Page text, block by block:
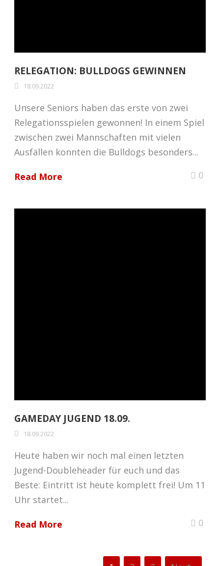
RELEGATION: BULLDOGS GEWINNEN
18.09.2022
Unsere Seniors haben das erste von zwei
Relegationsspielen gewonnen! In einem Spiel
zwischen zwei Mannschaften mit vielen
Ausfällen konnten die Bulldogs besonders...
Read More 0
GAMEDAY JUGEND 18.09.
18.09.2022
Heute haben wir noch mal einen letzten
Jugend-Doubleheader für euch und das
Beste: Eintritt ist heute komplett frei! Um 11
Uhr startet...
Read More 0